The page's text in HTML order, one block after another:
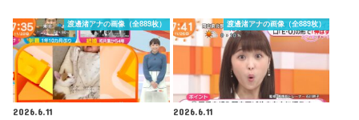
渡邊渚アナの画像（全889枚）
2026.6.11
渡邊渚アナの画像（全889枚）
2026.6.11